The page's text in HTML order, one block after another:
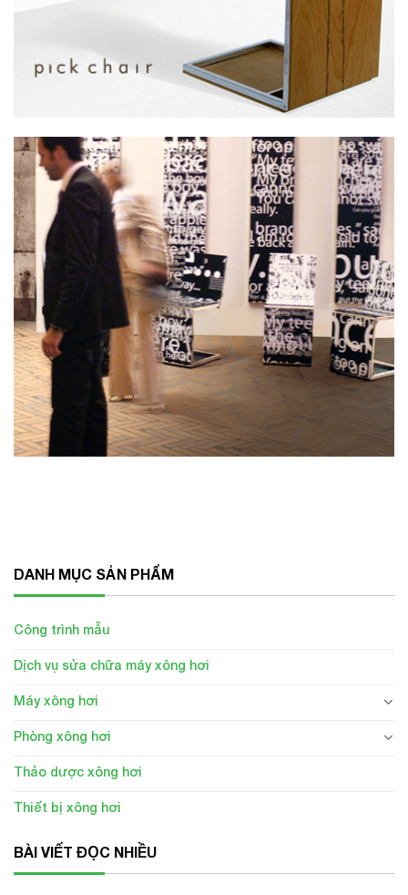
DANH MỤC SẢN PHẨM
Công trình mẫu
Dịch vụ sửa chữa máy xông hơi
Máy xông hơi
Phòng xông hơi
Thảo dược xông hơi
Thiết bị xông hơi
BÀI VIẾT ĐỌC NHIỀU